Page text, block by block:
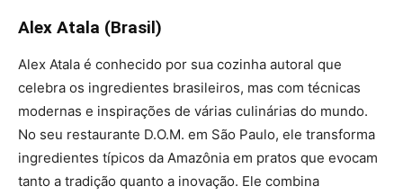
Alex Atala (Brasil)
Alex Atala é conhecido por sua cozinha autoral que
celebra os ingredientes brasileiros, mas com técnicas
modernas e inspirações de várias culinárias do mundo.
No seu restaurante D.O.M. em São Paulo, ele transforma
ingredientes típicos da Amazônia em pratos que evocam
tanto a tradição quanto a inovação. Ele combina